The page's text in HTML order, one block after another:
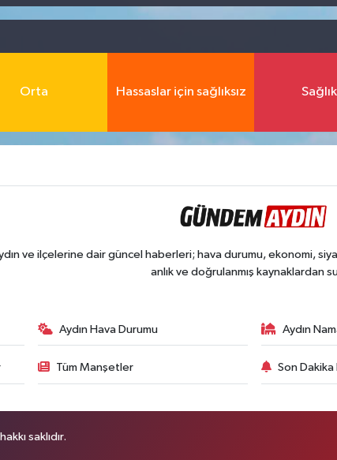
Orta Hassaslar için sağlıksız
ve ilçelerine dair güncel haberleri; hava durumu, ekonomi,
anlık ve doğrulanmış kaynaklardan
Aydın Hava Durumu Aydın
Tüm Manşetler Son
saklıdır.